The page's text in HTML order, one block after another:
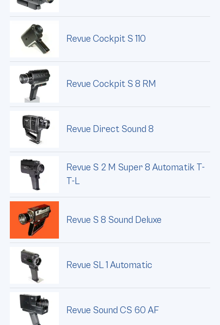
Revue Cockpit S 110
Revue Cockpit S 8 RM
Revue Direct Sound 8
Revue S 2 M Super 8 Automatik T-
T-L
Revue S 8 Sound Deluxe
Revue SL 1 Automatic
Revue Sound CS 60 AF